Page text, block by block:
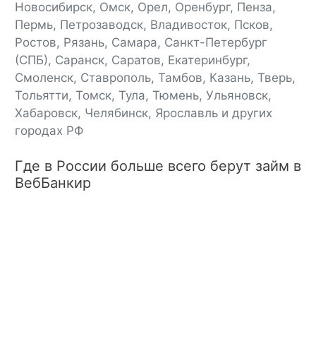
Новосибирск, Омск, Орел, Оренбург, Пенза,
Пермь, Петрозаводск, Владивосток, Псков,
Ростов, Рязань, Самара, Санкт-Петербург
(СПБ), Саранск, Саратов, Екатеринбург,
Смоленск, Ставрополь, Тамбов, Казань, Тверь,
Тольятти, Томск, Тула, Тюмень, Ульяновск,
Хабаровск, Челябинск, Ярославль и других
городах РФ
Где в России больше всего берут займ в
ВебБанкир